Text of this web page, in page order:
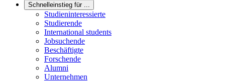
Schnelleinstieg für ...
Studieninteressierte
Studierende
International students
Jobsuchende
Beschäftigte
Forschende
Alumni
Unternehmen